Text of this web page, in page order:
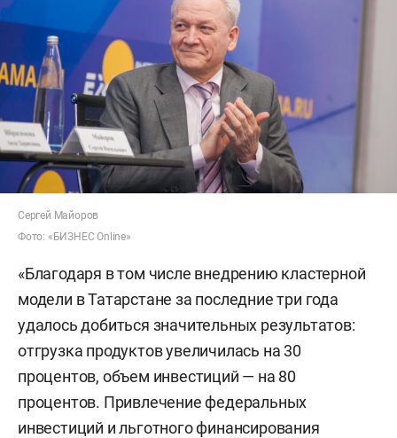
Сергей Майоров
Фото: «БИЗНЕС Online»
«Благодаря в том числе внедрению кластерной
модели в Татарстане за последние три года
удалось добиться значительных результатов:
отгрузка продуктов увеличилась на 30
процентов, объем инвестиций — на 80
процентов. Привлечение федеральных
инвестиций и льготного финансирования